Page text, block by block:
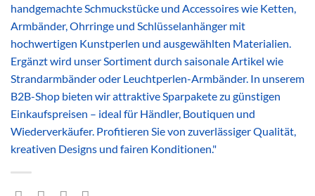
handgemachte Schmuckstücke und Accessoires wie Ketten,
Armbänder, Ohrringe und Schlüsselanhänger mit
hochwertigen Kunstperlen und ausgewählten Materialien.
Ergänzt wird unser Sortiment durch saisonale Artikel wie
Strandarmbänder oder Leuchtperlen-Armbänder. In unserem
B2B-Shop bieten wir attraktive Sparpakete zu günstigen
Einkaufspreisen – ideal für Händler, Boutiquen und
Wiederverkäufer. Profitieren Sie von zuverlässiger Qualität,
kreativen Designs und fairen Konditionen."